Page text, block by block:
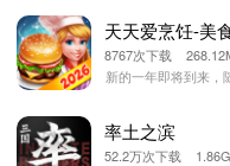
天天爱烹饪-美
8767次下载
率土之滨
52.2万次下载